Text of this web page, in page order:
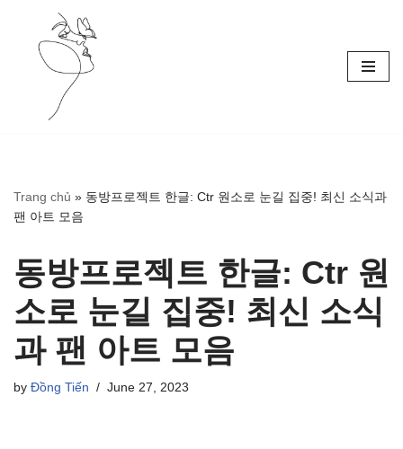
Skip
Trang chủ » 동방프로젝트 한글: Ctr 원소로 눈길 집중! 최신 소식과
팬 아트 모음
동방프로젝트 한글: Ctr 원
소로 눈길 집중! 최신 소식
과 팬 아트 모음
by Đồng Tiến June 27, 2023